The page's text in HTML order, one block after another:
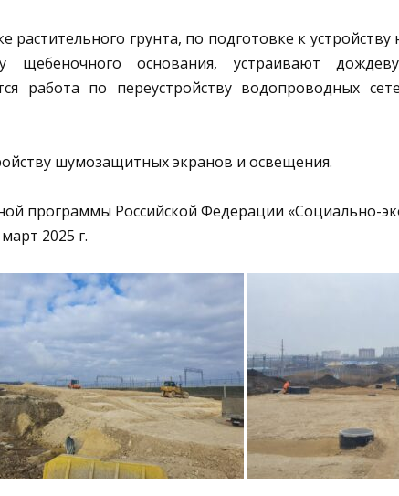
грунта, по подготовке к устройству
щебеночного основания, устраивают
работа по переустройству водопроводных
шумозащитных экранов и освещения.
программы Российской Федерации «Социально-
2025 г.